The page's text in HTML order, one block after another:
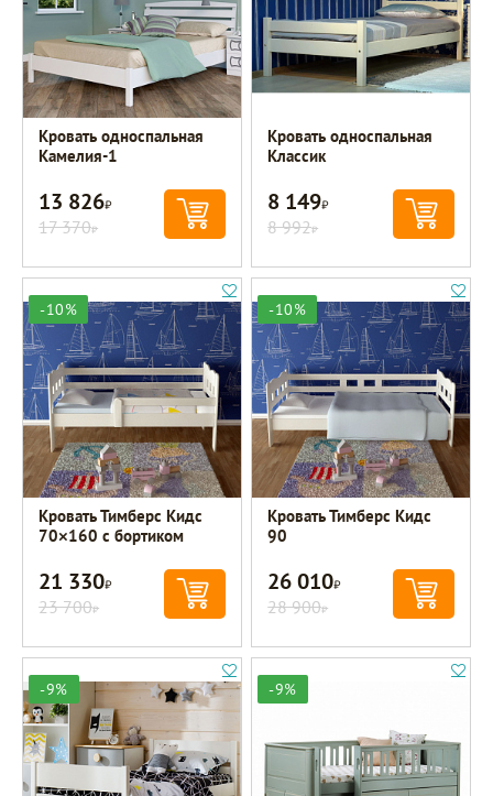
Кровать односпальная
Камелия-1
13 826Р
17 370Р
Кровать односпальная
Классик
8 149Р
8 992Р
-10%
Кровать Тимберс Кидс
70×160 с бортиком
21 330Р
23 700Р
-10%
Кровать Тимберс Кидс
90
26 010Р
28 900Р
-9% -9%